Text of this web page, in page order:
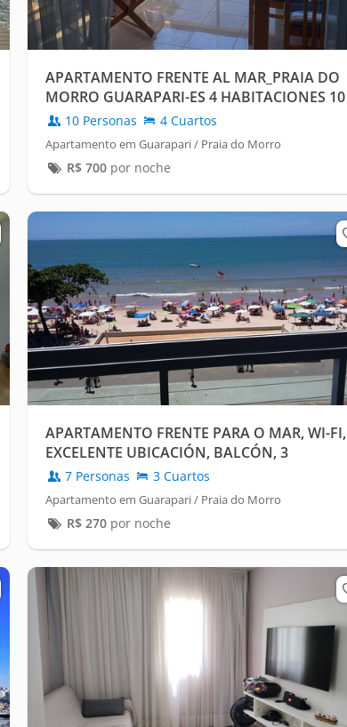
APARTAMENTO FRENTE AL MAR_PRAIA DO
MORRO GUARAPARI-ES 4 HABITACIONES 10
PERSONAS
10 Personas 4 Cuartos
Apartamento em Guarapari / Praia do Morro
R$ 700por noche
APARTAMENTO FRENTE PARA O MAR, WI-FI,
EXCELENTE UBICACIÓN, BALCÓN, 3
HABITACIONES
7 Personas 3 Cuartos
Apartamento em Guarapari / Praia do Morro
R$ 270por noche